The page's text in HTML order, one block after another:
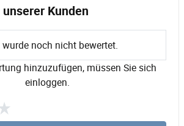
Kunden
noch nicht bewertet.
hinzuzufügen, müssen Sie sich
einloggen.